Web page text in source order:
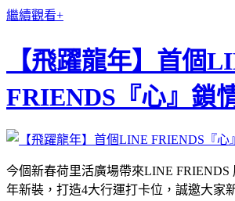
繼續觀看+
【飛躍龍年】首個
FRIENDS『心』鎖
今個新春荷里活廣場帶來LINE FRIENDS
年新裝，打造4大行運打卡位，誠邀大家